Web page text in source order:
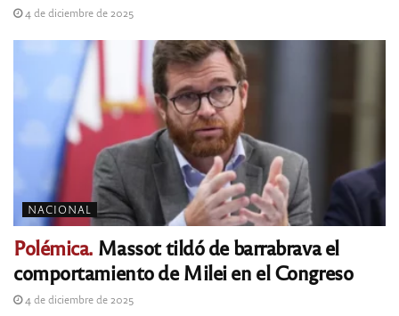
4 de diciembre de 2025
NACIONAL
Polémica. Massot tildó de barrabrava el
comportamiento de Milei en el Congreso
4 de diciembre de 2025